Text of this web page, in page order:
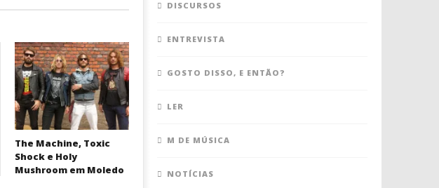
The Machine, Toxic
Shock e Holy
Mushroom em Moledo
DISCURSOS
ENTREVISTA
GOSTO DISSO, E ENTÃO?
LER
M DE MÚSICA
NOTÍCIAS